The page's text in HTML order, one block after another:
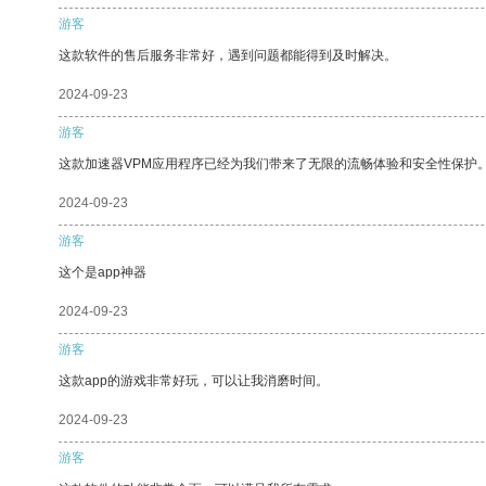
游客
这款软件的售后服务非常好，遇到问题都能得到及时解决。
2024-09-23
游客
这款加速器VPM应用程序已经为我们带来了无限的流畅体验和安全性保护
2024-09-23
游客
这个是app神器
2024-09-23
游客
这款app的游戏非常好玩，可以让我消磨时间。
2024-09-23
游客